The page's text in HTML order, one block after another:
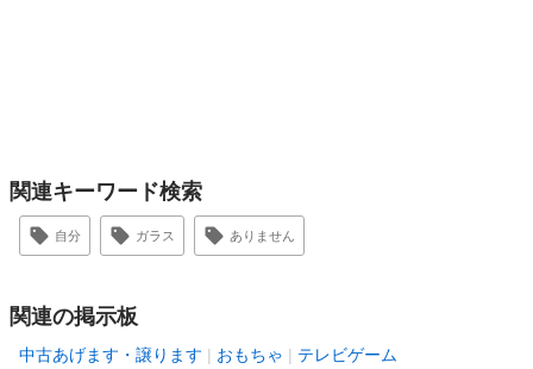
関連キーワード検索
自分 ガラス ありません
関連の掲示板
中古あげます・譲ります おもちゃ テレビゲーム